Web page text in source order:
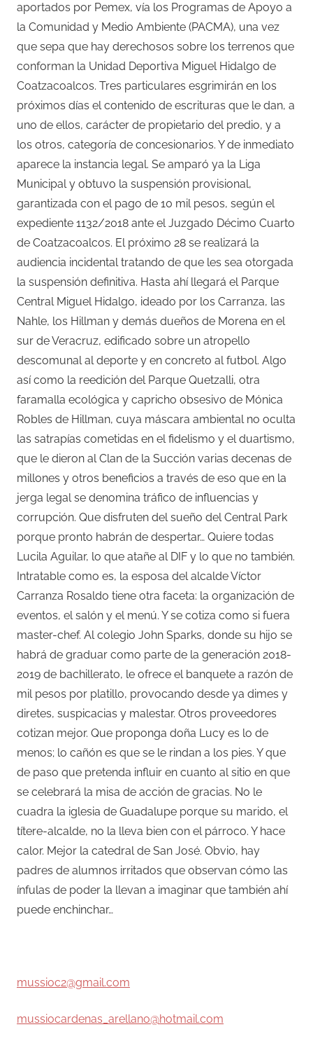
aportados por Pemex, vía los Programas de Apoyo a
la Comunidad y Medio Ambiente (PACMA), una vez
que sepa que hay derechosos sobre los terrenos que
conforman la Unidad Deportiva Miguel Hidalgo de
Coatzacoalcos. Tres particulares esgrimirán en los
próximos días el contenido de escrituras que le dan, a
uno de ellos, carácter de propietario del predio, y a
los otros, categoría de concesionarios. Y de inmediato
aparece la instancia legal. Se amparó ya la Liga
Municipal y obtuvo la suspensión provisional,
garantizada con el pago de 10 mil pesos, según el
expediente 1132/2018 ante el Juzgado Décimo Cuarto
de Coatzacoalcos. El próximo 28 se realizará la
audiencia incidental tratando de que les sea otorgada
la suspensión definitiva. Hasta ahí llegará el Parque
Central Miguel Hidalgo, ideado por los Carranza, las
Nahle, los Hillman y demás dueños de Morena en el
sur de Veracruz, edificado sobre un atropello
descomunal al deporte y en concreto al futbol. Algo
así como la reedición del Parque Quetzalli, otra
faramalla ecológica y capricho obsesivo de Mónica
Robles de Hillman, cuya máscara ambiental no oculta
las satrapías cometidas en el fidelismo y el duartismo,
que le dieron al Clan de la Succión varias decenas de
millones y otros beneficios a través de eso que en la
jerga legal se denomina tráfico de influencias y
corrupción. Que disfruten del sueño del Central Park
porque pronto habrán de despertar… Quiere todas
Lucila Aguilar, lo que atañe al DIF y lo que no también.
Intratable como es, la esposa del alcalde Víctor
Carranza Rosaldo tiene otra faceta: la organización de
eventos, el salón y el menú. Y se cotiza como si fuera
master-chef. Al colegio John Sparks, donde su hijo se
habrá de graduar como parte de la generación 2018-
2019 de bachillerato, le ofrece el banquete a razón de
mil pesos por platillo, provocando desde ya dimes y
diretes, suspicacias y malestar. Otros proveedores
cotizan mejor. Que proponga doña Lucy es lo de
menos; lo cañón es que se le rindan a los pies. Y que
de paso que pretenda influir en cuanto al sitio en que
se celebrará la misa de acción de gracias. No le
cuadra la iglesia de Guadalupe porque su marido, el
títere-alcalde, no la lleva bien con el párroco. Y hace
calor. Mejor la catedral de San José. Obvio, hay
padres de alumnos irritados que observan cómo las
ínfulas de poder la llevan a imaginar que también ahí
puede enchinchar…
mussioc2@gmail.com
mussiocardenas_arellano@hotmail.com